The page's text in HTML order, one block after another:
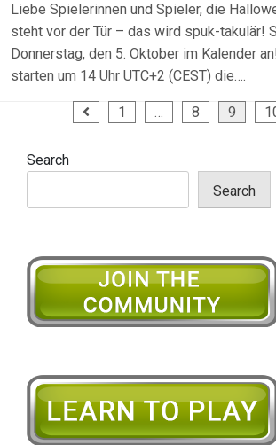
Liebe Spielerinnen und Spieler, die
steht vor der Tür – das wird spuk-takulär!
Donnerstag, den 5. Oktober im Kalender
starten um 14 Uhr UTC+2 (CEST) die….
1 … 8 9
Search
Search